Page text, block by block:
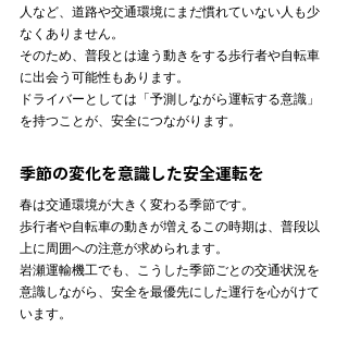
人など、道路や交通環境にまだ慣れていない人も少
なくありません。
そのため、普段とは違う動きをする歩行者や自転車
に出会う可能性もあります。
ドライバーとしては「予測しながら運転する意識」
を持つことが、安全につながります。
季節の変化を意識した安全運転を
春は交通環境が大きく変わる季節です。
歩行者や自転車の動きが増えるこの時期は、普段以
上に周囲への注意が求められます。
岩瀬運輸機工でも、こうした季節ごとの交通状況を
意識しながら、安全を最優先にした運行を心がけて
います。